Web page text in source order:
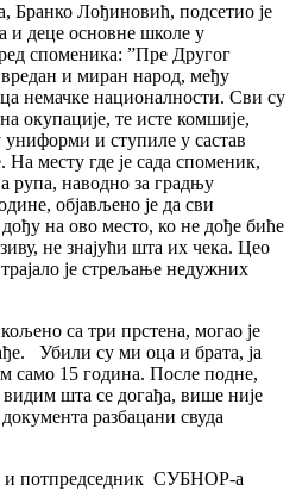
Бранко Лођиновић, подсетио је
и деце основне школе у
споменика: ”Пре Другог
вредан и миран народ, међу
немачке националности. Сви су
окупације, те исте комшије,
и ступиле у састав
месту где је сада споменик,
рупа, наводно за градњу
објављено је да сви
на ово место, ко не дође биће
не знајући шта их чека. Цео
је стрељање недужних
са три прстена, могао је
Убили су ми оца и брата, ја
само 15 година. После подне,
шта се догађа, више није
разбацани свуда
потпредседник СУБНОР-а